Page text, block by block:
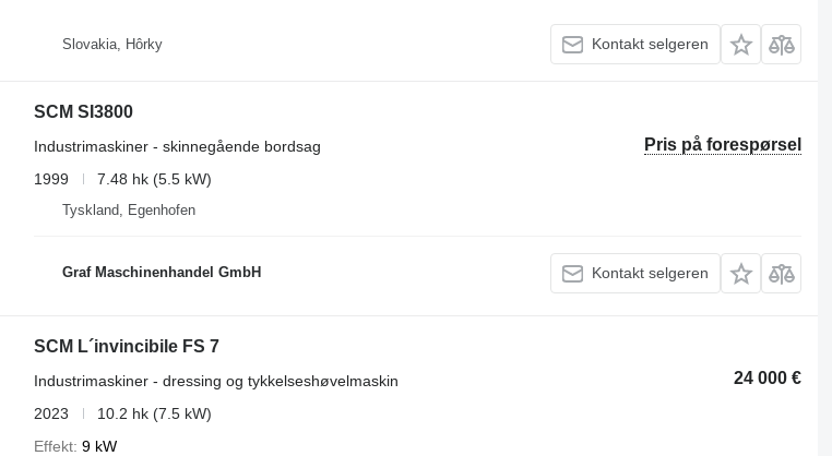
Slovakia, Hôrky Kontakt selgeren
SCM SI3800
Pris på forespørsel
Industrimaskiner - skinnegående bordsag
1999
7.48 hk (5.5 kW)
Tyskland, Egenhofen
Graf Maschinenhandel GmbH Kontakt selgeren
SCM L´invincibile FS 7
24 000 €
Industrimaskiner - dressing og tykkelseshøvelmaskin
2023
10.2 hk (7.5 kW)
Effekt 9 kW